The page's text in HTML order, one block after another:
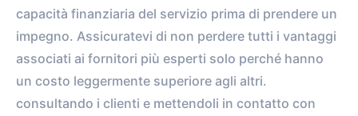
capacità finanziaria del servizio prima di prendere un
impegno. Assicuratevi di non perdere tutti i vantaggi
associati ai fornitori più esperti solo perché hanno
un costo leggermente superiore agli altri.
consultando i clienti e mettendoli in contatto con